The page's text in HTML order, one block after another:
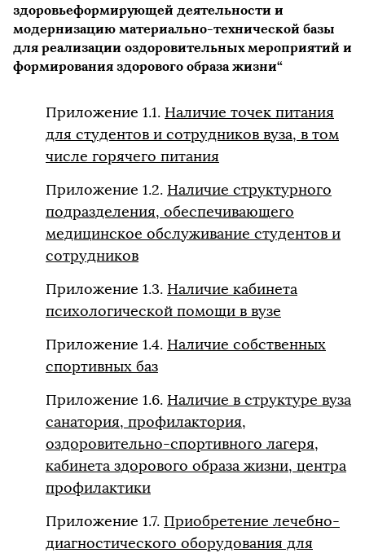
здоровьеформирующей деятельности и
модернизацию материально-технической базы
для реализации оздоровительных мероприятий и
формирования здорового образа жизни“
Приложение 1.1. Наличие точек питания
для студентов и сотрудников вуза, в том
числе горячего питания
Приложение 1.2. Наличие структурного
подразделения, обеспечивающего
медицинское обслуживание студентов и
сотрудников
Приложение 1.3. Наличие кабинета
психологической помощи в вузе
Приложение 1.4. Наличие собственных
спортивных баз
Приложение 1.6. Наличие в структуре вуза
санатория, профилактория,
оздоровительно-спортивного лагеря,
кабинета здорового образа жизни, центра
профилактики
Приложение 1.7. Приобретение лечебно-
диагностического оборудования для